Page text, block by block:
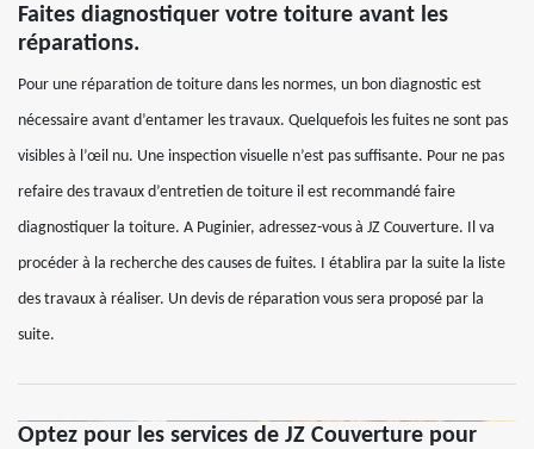
Faites diagnostiquer votre toiture avant les
réparations.
Pour une réparation de toiture dans les normes, un bon diagnostic est
nécessaire avant d’entamer les travaux. Quelquefois les fuites ne sont pas
visibles à l’œil nu. Une inspection visuelle n’est pas suffisante. Pour ne pas
refaire des travaux d’entretien de toiture il est recommandé faire
diagnostiquer la toiture. A Puginier, adressez-vous à JZ Couverture. Il va
procéder à la recherche des causes de fuites. I établira par la suite la liste
des travaux à réaliser. Un devis de réparation vous sera proposé par la
suite.
Optez pour les services de JZ Couverture pour